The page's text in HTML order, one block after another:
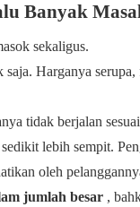
Banyak
sekaligus.
Harganya
tidak berjalan
lebih sempit.
oleh
jumlah besar,